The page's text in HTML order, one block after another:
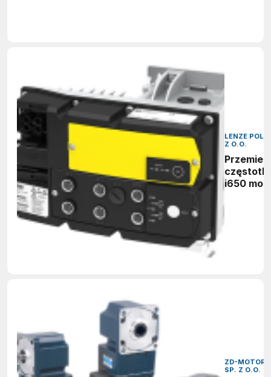
LENZE
Z O.O.
i650
ZD-MOTOR
SP. Z O.O.